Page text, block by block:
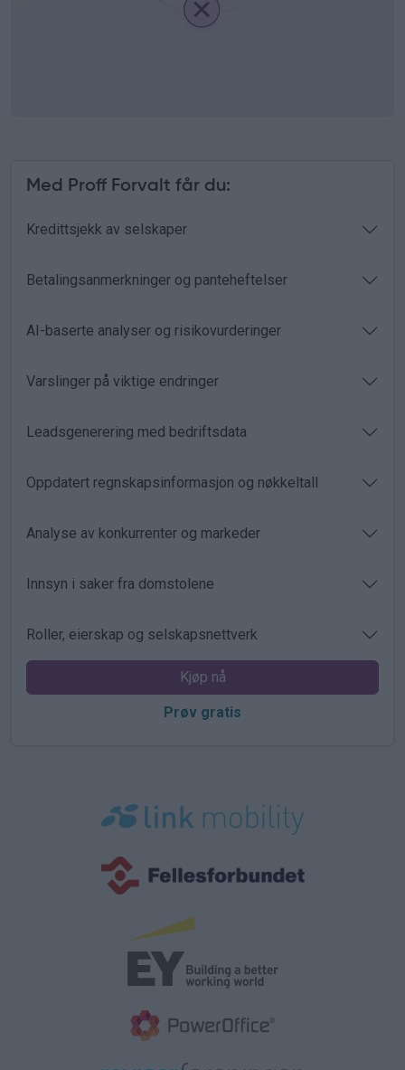
Med Proff Forvalt får du:
Kredittsjekk av selskaper
Betalingsanmerkninger og panteheftelser
AI-baserte analyser og risikovurderinger
Varslinger på viktige endringer
Leadsgenerering med bedriftsdata
Oppdatert regnskapsinformasjon og nøkkeltall
Analyse av konkurrenter og markeder
Innsyn i saker fra domstolene
Roller, eierskap og selskapsnettverk
Kjøp nå
Prøv gratis